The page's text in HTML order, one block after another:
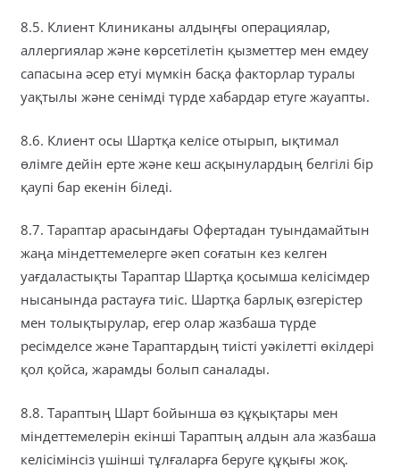
8.5. Клиент Клиниканы алдыңғы операциялар,
аллергиялар және көрсетілетін қызметтер мен емдеу
сапасына әсер етуі мүмкін басқа факторлар туралы
уақтылы және сенімді түрде хабардар етуге жауапты.
8.6. Клиент осы Шартқа келісе отырып, ықтимал
өлімге дейін ерте және кеш асқынулардың белгілі бір
қаупі бар екенін біледі.
8.7. Тараптар арасындағы Офертадан туындамайтын
жаңа міндеттемелерге әкеп соғатын кез келген
уағдаластықты Тараптар Шартқа қосымша келісімдер
нысанында растауға тиіс. Шартқа барлық өзгерістер
мен толықтырулар, егер олар жазбаша түрде
ресімделсе және Тараптардың тиісті уәкілетті өкілдері
қол қойса, жарамды болып саналады.
8.8. Тараптың Шарт бойынша өз құқықтары мен
міндеттемелерін екінші Тараптың алдын ала жазбаша
келісімінсіз үшінші тұлғаларға беруге құқығы жоқ.